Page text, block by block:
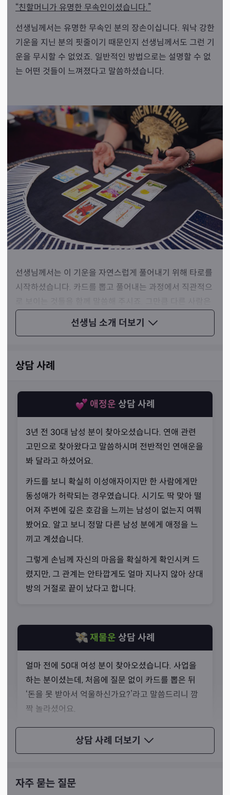
선생님 소개 더보기
“친할머니가 유명한 무속인이셨습니다.”
선생님께서는 유명한 무속인 분의 장손이십니다. 워낙 강한
기운을 지닌 분의 핏줄이기 때문인지 선생님께서도 그런 기
운을 무시할 수 없었죠. 일반적인 방법으로는 설명할 수 없
는 어떤 것들이 느껴졌다고 말씀하셨습니다.
선생님께서는 이 기운을 자연스럽게 풀어내기 위해 타로를
시작하셨습니다. 카드를 뽑고 풀어내는 과정에서 직관적으
보지 못하는 것들을 많이 알려주십니다.
“직관과 영감을 함께 활용합니다.”
타로를 배운 지 얼마 지나지 않았을 때, 선생님께서는 일반
적인 타로가 아닌 직관타로를 보는 분을 만나게 되셨습니
다. 그 때 자신에게 딱 맞는 옷을 입은 듯한 느낌이 들었고,
상담 사례 더보기
상담 사례
애정운 상담 사례
3년 전 30대 남성 분이 찾아오셨습니다. 연애 관련
고민으로 찾아왔다고 말씀하시며 전반적인 연애운을
봐 달라고 하셨어요.
카드를 보니 확실히 이성애자이지만 한 사람에게만
동성애가 허락되는 경우였습니다. 시기도 딱 맞아 떨
어져 주변에 깊은 호감을 느끼는 남성이 없는지 여쭤
봤어요. 알고 보니 정말 다른 남성 분에게 애정을 느
끼고 계셨습니다.
그렇게 손님께 자신의 마음을 확실하게 확인시켜 드
렸지만, 그 관계는 안타깝게도 얼마 지나지 않아 상대
방의 거절로 끝이 났다고 합니다.
재물운 상담 사례
얼마 전에 50대 여성 분이 찾아오셨습니다. 사업을
하는 분이셨는데, 처음에 질문 없이 카드를 뽑은 뒤
‘돈을 못 받아서 억울하신가요?’라고 말씀드리니 깜
짝 놀라셨어요.
알고 보니 착하고 순한 분이라 주변에 돈을 많이 빌려
준 상황인데, 과연 그 돈을 돌려받을 수 있을지 물어
자주 묻는 질문